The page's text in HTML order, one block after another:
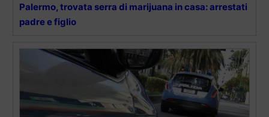
Palermo, trovata serra di marijuana in casa: arrestati
padre e figlio